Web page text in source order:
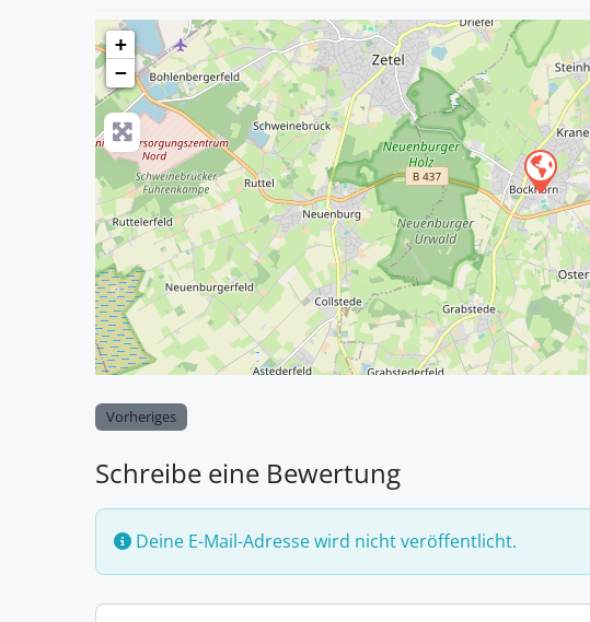
+
−
Vorheriges
Schreibe eine Bewertung
Deine E-Mail-Adresse wird nicht veröffentlicht.